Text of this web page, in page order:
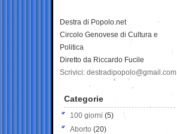
Destra di Popolo.net
Circolo Genovese di Cultura e
Politica
Diretto da Riccardo Fucile
Scrivici: destradipopolo@gmail.com
Categorie
100 giorni (5)
Aborto (20)